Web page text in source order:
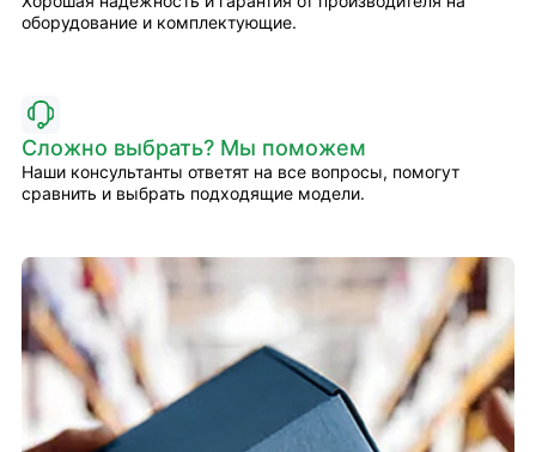
оборудование и комплектующие.
Сложно выбрать? Мы поможем
Наши консультанты ответят на все вопросы, помогут
сравнить и выбрать подходящие модели.